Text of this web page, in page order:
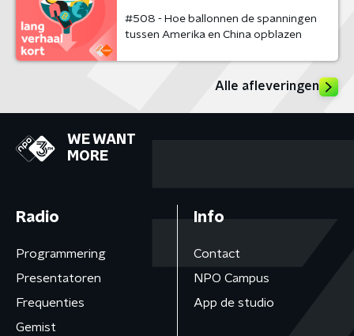
#508 - Hoe ballonnen de spanningen
tussen Amerika en China opblazen
Alle afleveringen
WE WANT
MORE
Radio
Programmering
Presentatoren
Frequenties
Gemist
Info
Contact
NPO Campus
App de studio